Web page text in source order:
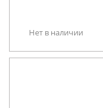
Нет в наличии